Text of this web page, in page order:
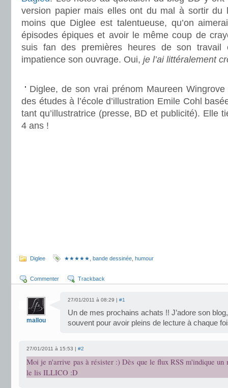
version papier mais elles ont du mal à sortir du
moins que Diglee est talentueuse, qu’on
épisodes épiques et avoir le même coup de
suis fan des premières heures de son travail
impatience son ouvrage. Oui, je l’ai littéralement
Diglee, de son vrai prénom Maureen
des études à l’école d’illustration Emile Cohl
tant qu’illustratrice (presse, BD et publicité). Elle
4 ans !
Diglee ★★★★★ bande dessinée humour
Commenter Trackback
mallou
27/01/2011 à 08:29 | #1
Un de mes prochains achats !! J’adore son
souvent pour avoir pleins de lecture à chaque
27/01/2011 à 15:53 | #2
Moi je n'arrive pas à résister :) Dès que le flux RSS m'indique un
le lis ILLICO :D